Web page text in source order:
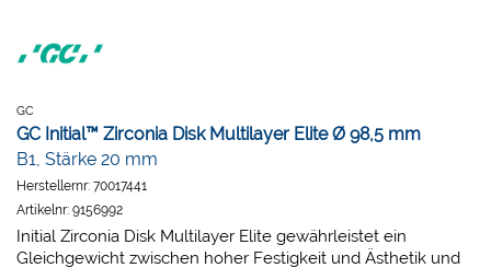
GC
GC Initial™ Zirconia Disk Multilayer Elite Ø 98,5 mm
B1, Stärke 20 mm
Herstellernr: 70017441
Artikelnr: 9156992
Initial Zirconia Disk Multilayer Elite gewährleistet ein
Gleichgewicht zwischen hoher Festigkeit und Ästhetik und